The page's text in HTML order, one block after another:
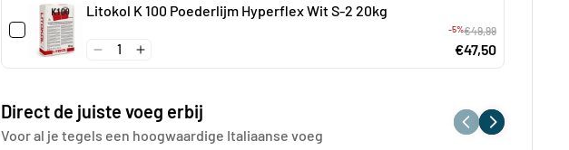
Litokol K 100 Poederlijm Hyperflex Wit S-2 20kg
-5%€49,99
€47,50
Direct de juiste voeg erbij
Voor al je tegels een hoogwaardige Italiaanse voeg